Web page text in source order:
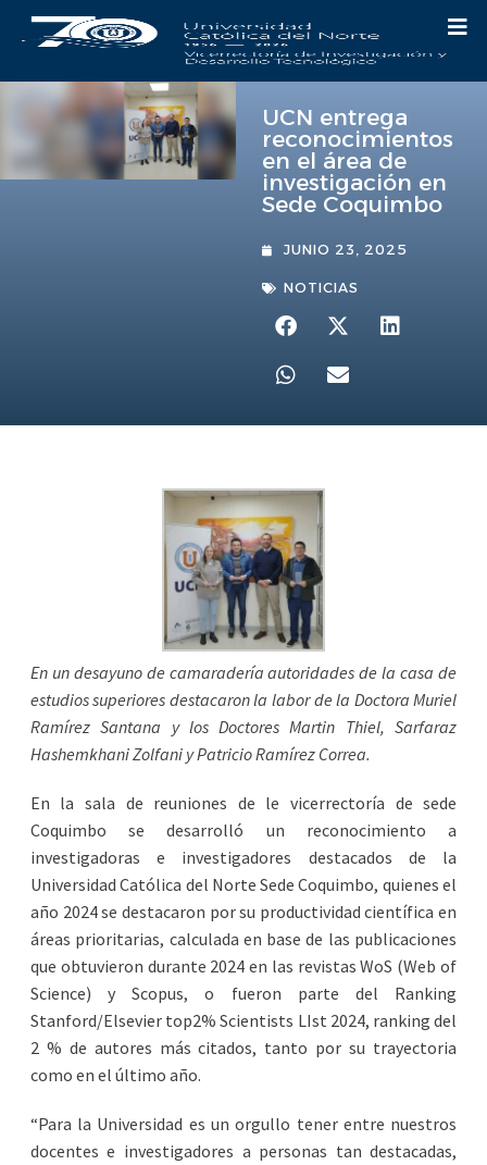
UCN entrega
reconocimientos
en el área de
investigación en
Sede Coquimbo
JUNIO 23, 2025
NOTICIAS
En un desayuno de camaradería autoridades de la casa de
estudios superiores destacaron la labor de la Doctora Muriel
Ramírez Santana y los Doctores Martin Thiel, Sarfaraz
Hashemkhani Zolfani y Patricio Ramírez Correa.
En la sala de reuniones de le vicerrectoría de sede
Coquimbo se desarrolló un reconocimiento a
investigadoras e investigadores destacados de la
Universidad Católica del Norte Sede Coquimbo, quienes el
año 2024 se destacaron por su productividad científica en
áreas prioritarias, calculada en base de las publicaciones
que obtuvieron durante 2024 en las revistas WoS (Web of
Science) y Scopus, o fueron parte del Ranking
Stanford/Elsevier top2% Scientists LIst 2024, ranking del
2 % de autores más citados, tanto por su trayectoria
como en el último año.
“Para la Universidad es un orgullo tener entre nuestros
docentes e investigadores a personas tan destacadas,